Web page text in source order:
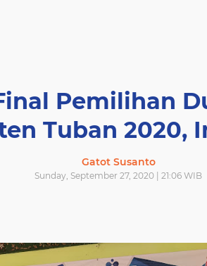
Pemilihan
Tuban 2020,
Gatot Susanto
Sunday, September 27, 2020 | 21:06 WIB